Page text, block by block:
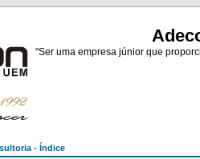
"Ser uma empresa júnior que
- Índice